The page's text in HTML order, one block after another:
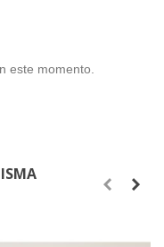
este momento.